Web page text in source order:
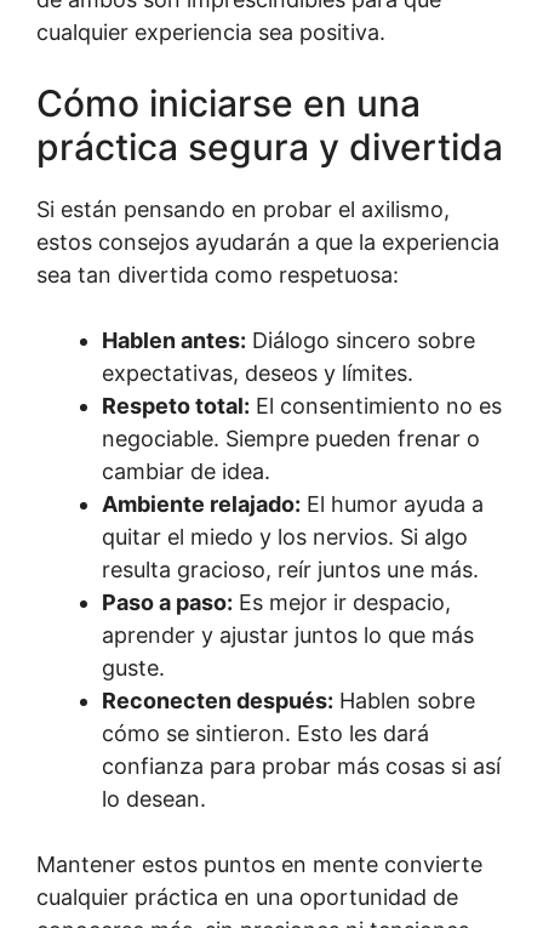
cualquier experiencia sea positiva.
Cómo iniciarse en una
práctica segura y divertida
Si están pensando en probar el axilismo,
estos consejos ayudarán a que la experiencia
sea tan divertida como respetuosa:
Hablen antes: Diálogo sincero sobre
expectativas, deseos y límites.
Respeto total: El consentimiento no es
negociable. Siempre pueden frenar o
cambiar de idea.
Ambiente relajado: El humor ayuda a
quitar el miedo y los nervios. Si algo
resulta gracioso, reír juntos une más.
Paso a paso: Es mejor ir despacio,
aprender y ajustar juntos lo que más
guste.
Reconecten después: Hablen sobre
cómo se sintieron. Esto les dará
confianza para probar más cosas si así
lo desean.
Mantener estos puntos en mente convierte
cualquier práctica en una oportunidad de